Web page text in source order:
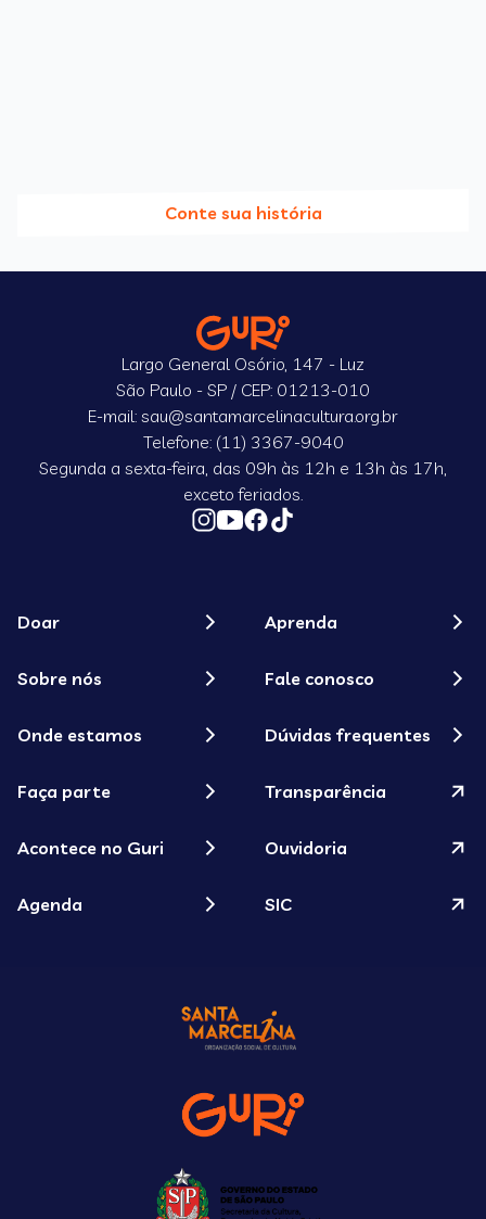
Conte sua história
Largo General Osório, 147 - Luz
São Paulo - SP / CEP: 01213-010
E-mail: sau@santamarcelinacultura.org.br
Telefone: (11) 3367-9040
Segunda a sexta-feira, das 09h às 12h e 13h às 17h,
exceto feriados.
Doar
Sobre nós
Onde estamos
Faça parte
Acontece no Guri
Agenda
Aprenda
Fale conosco
Dúvidas frequentes
Transparência
Ouvidoria
SIC